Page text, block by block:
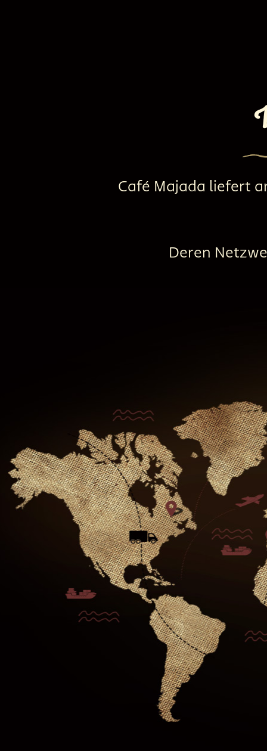
Café Majada liefert
Deren